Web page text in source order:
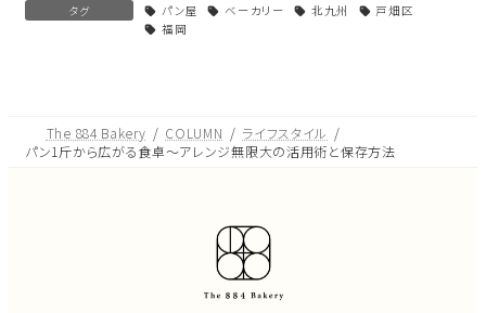
タグ パン屋 ベーカリー 北九州
戸畑区
福岡
The 884 Bakery COLUMN
ライフスタイル
パン1斤から広がる食卓～アレンジ無限大の活用術と保存方法